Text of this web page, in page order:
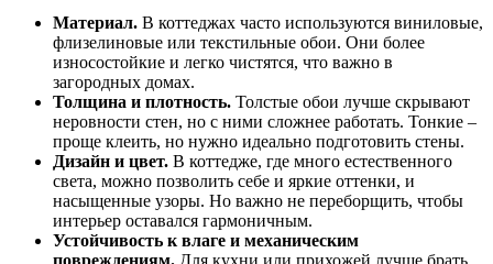
Материал. В коттеджах часто используются виниловые,
флизелиновые или текстильные обои. Они более
износостойкие и легко чистятся, что важно в
загородных домах.
Толщина и плотность. Толстые обои лучше скрывают
неровности стен, но с ними сложнее работать. Тонкие –
проще клеить, но нужно идеально подготовить стены.
Дизайн и цвет. В коттедже, где много естественного
света, можно позволить себе и яркие оттенки, и
насыщенные узоры. Но важно не переборщить, чтобы
интерьер оставался гармоничным.
Устойчивость к влаге и механическим
повреждениям. Для кухни или прихожей лучше брать